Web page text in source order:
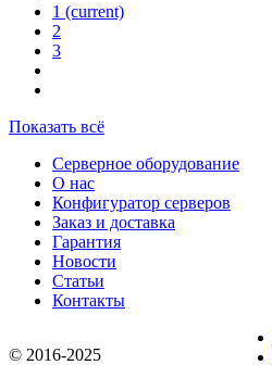
1 (current)
2
3
Показать всё
Серверное оборудование
О нас
Конфигуратор серверов
Заказ и доставка
Гарантия
Новости
Статьи
Контакты
© 2016-2025